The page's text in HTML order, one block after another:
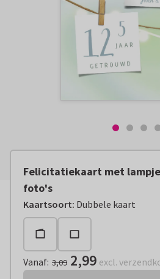
Felicitatiekaart met
foto's
Kaartsoort: Dubbele kaart
Vanaf: € 2,99 excl. verzendkosten
Vanaf: 3,09 2,99 excl.